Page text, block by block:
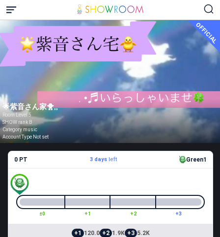
OFFICIAL
🌟‬紫音さん家🐥⸒⸒
Room Level 5
SHOW rank B
Category music
Account Type Not set
0 PT 3 daysleft Green1
±0 +1 +2 +3
+1 120.0 +2 1.9K +3 5.2K